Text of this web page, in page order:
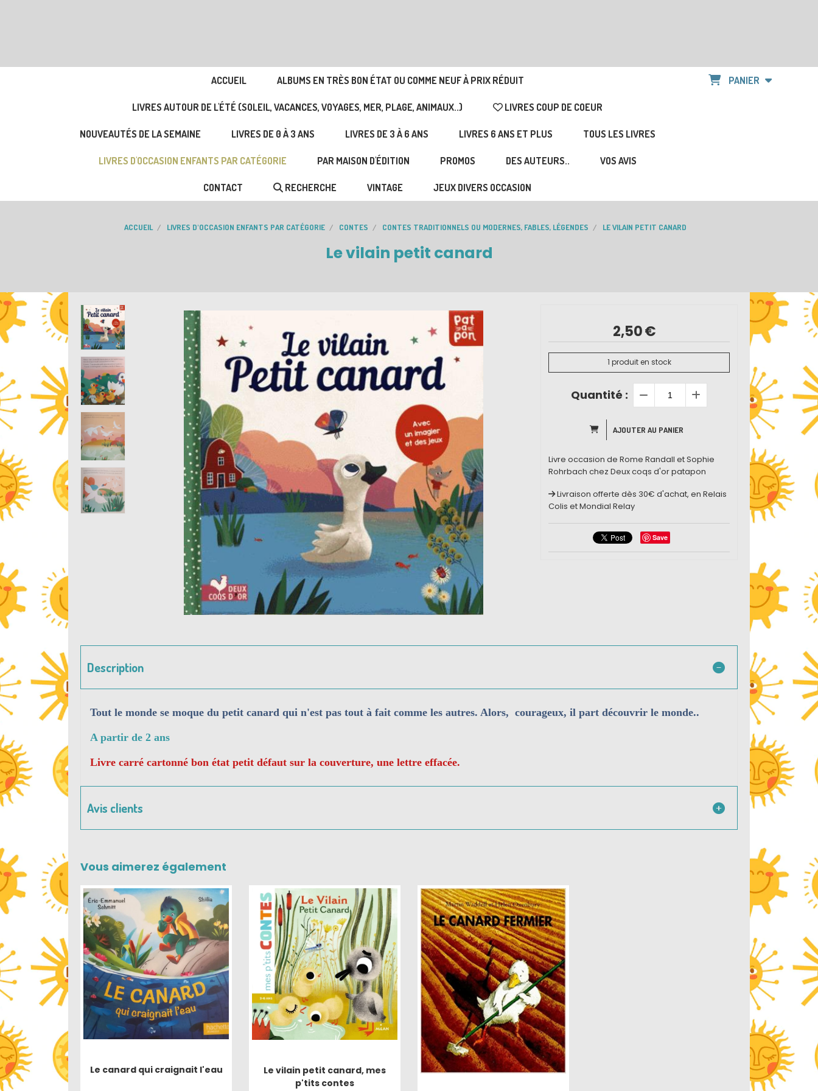
ACCUEIL ALBUMS EN TRÈS BON ÉTAT OU COMME NEUF À PRIX RÉDUIT
LIVRES AUTOUR DE L'ÉTÉ (SOLEIL, VACANCES, VOYAGES, MER, PLAGE, ANIMAUX..) LIVRES COUP DE COEUR
NOUVEAUTÉS DE LA SEMAINE LIVRES DE 0 À 3 ANS LIVRES DE 3 À 6 ANS LIVRES 6 ANS ET PLUS TOUS LES LIVRES
LIVRES D'OCCASION ENFANTS PAR CATÉGORIE PAR MAISON D'ÉDITION PROMOS DES AUTEURS.. VOS AVIS
CONTACT RECHERCHE VINTAGE JEUX DIVERS OCCASION
PANIER
ACCUEIL LIVRES D'OCCASION ENFANTS PAR CATÉGORIE CONTES CONTES TRADITIONNELS OU MODERNES, FABLES, LÉGENDES LE VILAIN PETIT CANARD
Le vilain petit canard
2,50€
1 produit en stock
Quantité :
AJOUTER AU PANIER
Livre occasion de Rome Randall et Sophie
Rohrbach chez Deux coqs d'or patapon
Livraison offerte dès 30€ d'achat, en Relais
Colis et Mondial Relay
Save
Description
Tout le monde se moque du petit canard qui n'est pas tout à fait comme les autres. Alors, courageux, il part découvrir le monde..
A partir de 2 ans
Livre carré cartonné bon état petit défaut sur la couverture, une lettre effacée.
Avis clients
Vous aimerez également
Le canard qui craignait l'eau
Le vilain petit canard, mes
p'tits contes